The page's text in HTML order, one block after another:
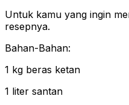
Untuk kamu yang ingin
resepnya.
Bahan-Bahan:
1 kg beras ketan
1 liter santan